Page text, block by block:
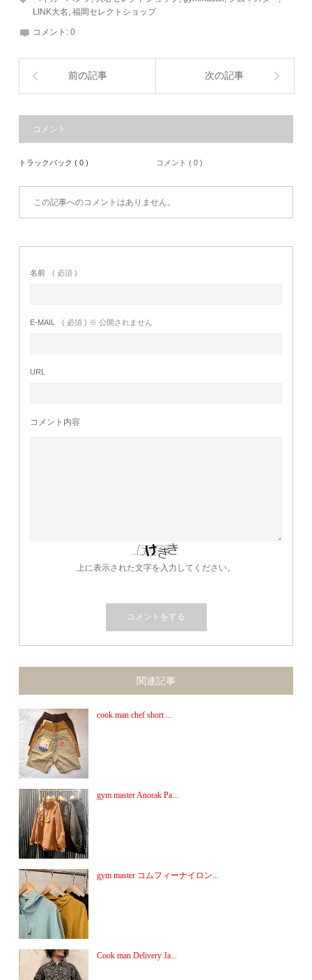
LINK大名 ,福岡セレクトショップ
コメント:0
前の記事 次の記事
コメント
トラックバック ( 0 ) コメント ( 0 )
この記事へのコメントはありません。
名前 ( 必須 )
E-MAIL ( 必須 ) ※ 公開されません
URL
コメント内容
上に表示された文字を入力してください。
関連記事
cook man chef short ...
gym master Anorak Pa...
gym master コムフィーナイロン...
Cook man Delivery Ja...